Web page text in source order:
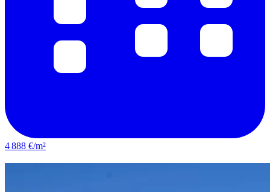
4 888 €/m²